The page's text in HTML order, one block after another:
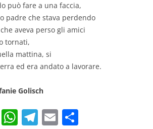
può fare a una faccia,
padre che stava perdendo
aveva perso gli amici
tornati,
mattina, si
ed era andato a lavorare.
Golisch
Li W T E